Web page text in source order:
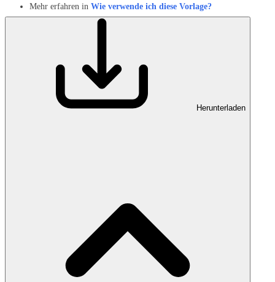
Mehr erfahren in Wie verwende ich diese Vorlage?
Herunterladen